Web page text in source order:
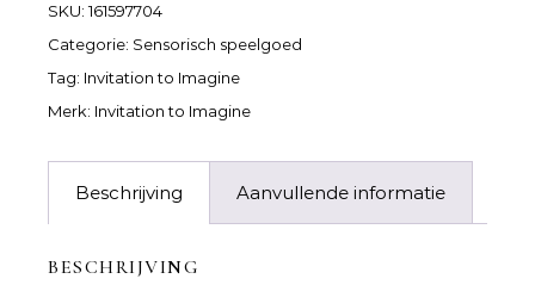
SKU:161597704
Categorie: Sensorisch speelgoed
Tag: Invitation to Imagine
Merk: Invitation to Imagine
Beschrijving Aanvullende informatie
BESCHRIJVING